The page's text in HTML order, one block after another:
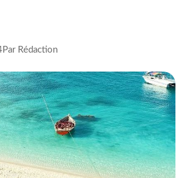
Par Rédaction